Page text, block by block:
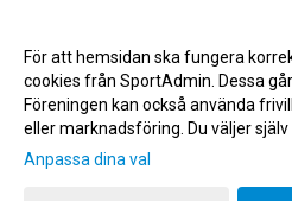
Gå till Webbversion
För att hemsidan ska fungera
cookies från SportAdmin. Dessa
Föreningen kan också använda
eller marknadsföring. Du väljer
Anpassa dina val